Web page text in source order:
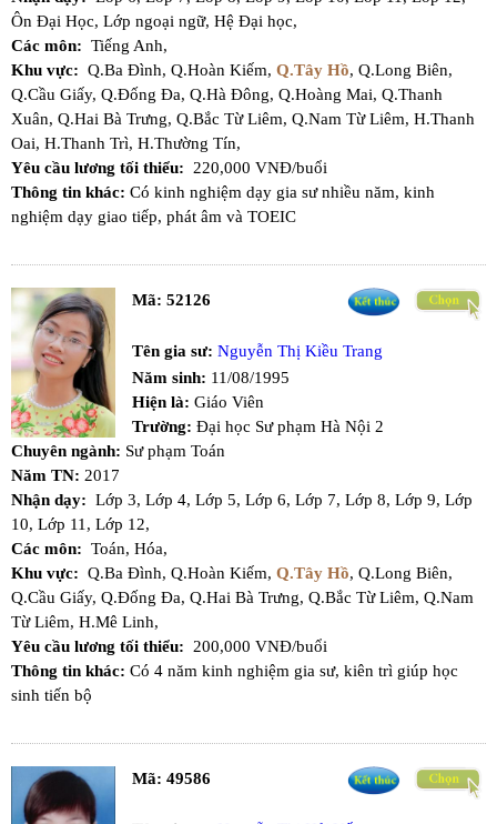
Ôn Đại Học, Lớp ngoại ngữ, Hệ Đại học,
Các môn: Tiếng Anh,
Khu vực: Q.Ba Đình, Q.Hoàn Kiếm, Q.Tây Hồ, Q.Long Biên,
Q.Cầu Giấy, Q.Đống Đa, Q.Hà Đông, Q.Hoàng Mai, Q.Thanh
Xuân, Q.Hai Bà Trưng, Q.Bắc Từ Liêm, Q.Nam Từ Liêm, H.Thanh
Oai, H.Thanh Trì, H.Thường Tín,
Yêu cầu lương tối thiểu:
220,000 VNĐ/buổi
Thông tin khác: Có kinh nghiệm dạy gia sư nhiều năm, kinh
nghiệm dạy giao tiếp, phát âm và TOEIC
Mã: 52126
Tên gia sư: Nguyễn Thị Kiều Trang
Năm sinh: 11/08/1995
Hiện là: Giáo Viên
Trường: Đại học Sư phạm Hà Nội 2
Chuyên ngành: Sư phạm Toán
Năm TN: 2017
Nhận dạy: Lớp 3, Lớp 4, Lớp 5, Lớp 6, Lớp 7, Lớp 8, Lớp 9, Lớp
10, Lớp 11, Lớp 12,
Các môn: Toán, Hóa,
Khu vực: Q.Ba Đình, Q.Hoàn Kiếm, Q.Tây Hồ, Q.Long Biên,
Q.Cầu Giấy, Q.Đống Đa, Q.Hai Bà Trưng, Q.Bắc Từ Liêm, Q.Nam
Từ Liêm, H.Mê Linh,
Yêu cầu lương tối thiểu:
200,000 VNĐ/buổi
Thông tin khác: Có 4 năm kinh nghiệm gia sư, kiên trì giúp học
sinh tiến bộ
Mã: 49586